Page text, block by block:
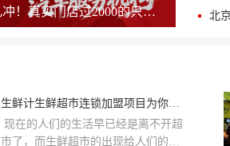
汽车美容加盟别乱冲！真实门店过2000的只剩这几家，其余慎碰！
生鲜计生鲜超市连锁加盟项目为你带来更大的商机
市了，而生鲜超市的出现给人们的生